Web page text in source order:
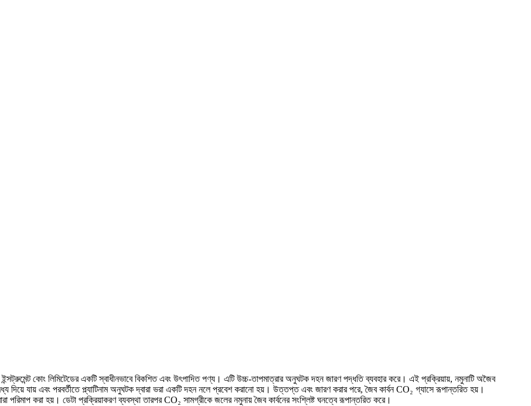
কোং লিমিটেডের একটি স্বাধীনভাবে বিকশিত এবং উৎপাদিত পণ্য। এটি উচ্চ-তাপমাত্রার অনুঘটক দহন জারণ পদ্ধতি ব্যবহার করে। এই প্রক্রিয়ায়, নমুনাটি অজৈব
দিয়ে যায় এবং পরবর্তীতে প্ল্যাটিনাম অনুঘটক দ্বারা ভরা একটি দহন নলে প্রবেশ করানো হয়। উত্তপ্ত এবং জারণ করার পরে, জৈব কার্বন CO₂ গ্যাসে রূপান্তরিত হয়।
পরিমাপ করা হয়। ডেটা প্রক্রিয়াকরণ ব্যবস্থা তারপর CO₂ সামগ্রীকে জলের নমুনায় জৈব কার্বনের সংশ্লিষ্ট ঘনত্বে রূপান্তরিত করে।